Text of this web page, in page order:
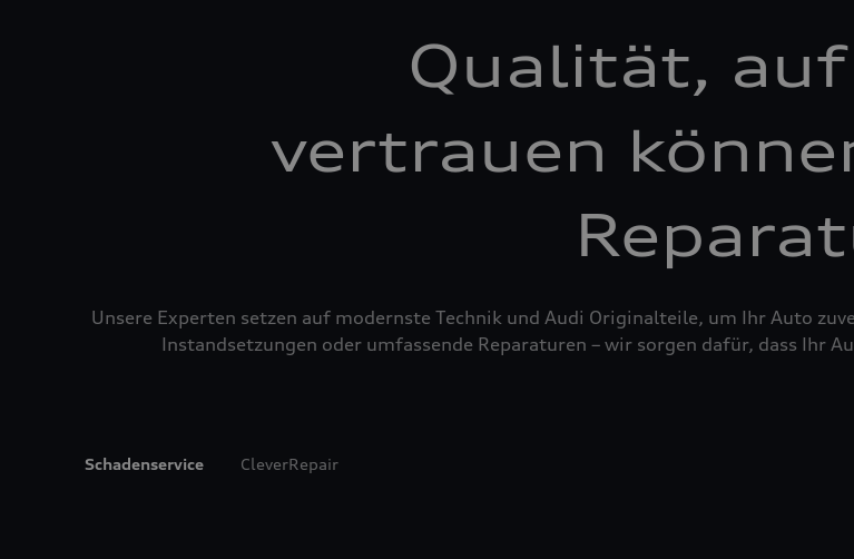
Qualität, auf
vertrauen
Unsere Experten setzen auf modernste Technik und Audi Originalteile, um Ihr Auto
Instandsetzungen oder umfassende Reparaturen – wir sorgen dafür, dass Ihr
Schadenservice CleverRepair